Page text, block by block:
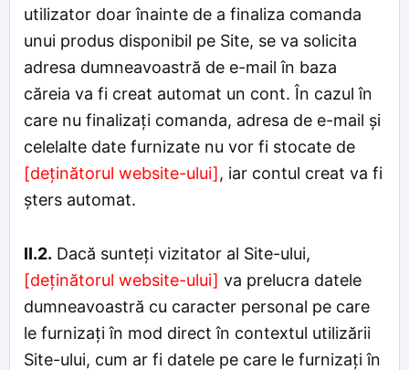
utilizator doar înainte de a finaliza comanda
unui produs disponibil pe Site, se va solicita
adresa dumneavoastră de e-mail în baza
căreia va fi creat automat un cont. În cazul în
care nu finalizați comanda, adresa de e-mail și
celelalte date furnizate nu vor fi stocate de
[deținătorul website-ului], iar contul creat va fi
șters automat.
II.2. Dacă sunteți vizitator al Site-ului,
[deținătorul website-ului] va prelucra datele
dumneavoastră cu caracter personal pe care
le furnizați în mod direct în contextul utilizării
Site-ului, cum ar fi datele pe care le furnizați în